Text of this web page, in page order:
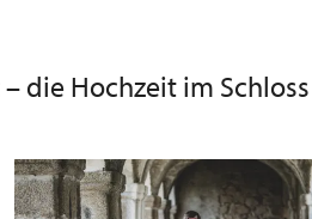
die Hochzeit im